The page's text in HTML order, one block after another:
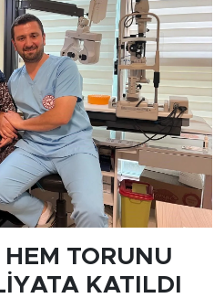
HEM TORUNU
KATILDI